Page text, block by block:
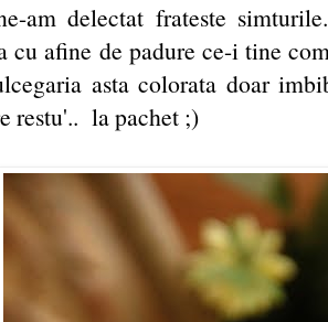
am delectat frateste
cu afine de padure ce-i tine
asta colorata doar
restu'.. la pachet ;)